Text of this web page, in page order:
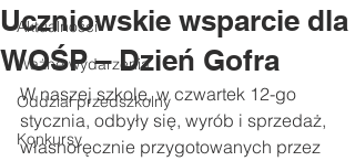
Aktualności
Ważne wydarzenia
Oddział przedszkolny
Konkursy
Uczniowskie wsparcie dla
WOŚP – Dzień Gofra
W naszej szkole, w czwartek 12-go
stycznia, odbyły się, wyrób i sprzedaż,
własnoręcznie przygotowanych przez